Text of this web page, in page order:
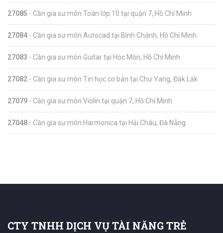
27085 - Cần gia sư môn Toán lớp 10 tại quận 7, Hồ Chí Minh
27084 - Cần gia sư môn Autocad tại Bình Chánh, Hồ Chí Minh
27083 - Cần gia sư môn Guitar tại Hóc Môn, Hồ Chí Minh
27082 - Cần gia sư môn Tin học cơ bản tại Chư Yang, Đăk Lăk
27079 - Cần gia sư môn Violin tại quận 7, Hồ Chí Minh
27048 - Cần gia sư môn Harmonica tại Hải Châu, Đà Nẵng
CTY TNHH DỊCH VỤ TÀI NĂNG TRẺ